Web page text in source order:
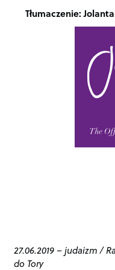
Tłumaczenie:
27.06.2019–judaizm/
do Tory